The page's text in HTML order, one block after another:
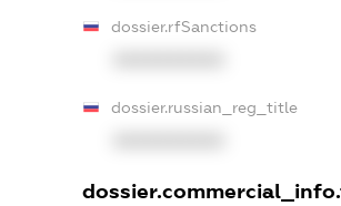
dossier.rfSanctions
dossier.russian_reg_title